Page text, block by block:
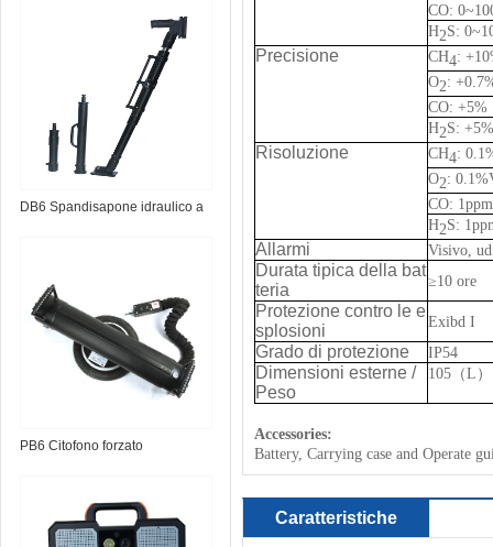
DB6 Spandisapone idraulico a
PB6 Citofono forzato
CO:
H2S:
Precisione CH4: +
O2: +
CO: +5%
H2S: +5%
Risoluzione CH4:
O2:
CO: 1ppm
H2S:
Allarmi Visivo,
Durata tipica della bat
teria
≥10 ore
Protezione contro le e
splosioni
Exibd I
Grado di protezione IP54
Dimensioni esterne /
Peso
105 （L ）
Accessories:
Battery, Carrying case and Operate
Caratteristiche